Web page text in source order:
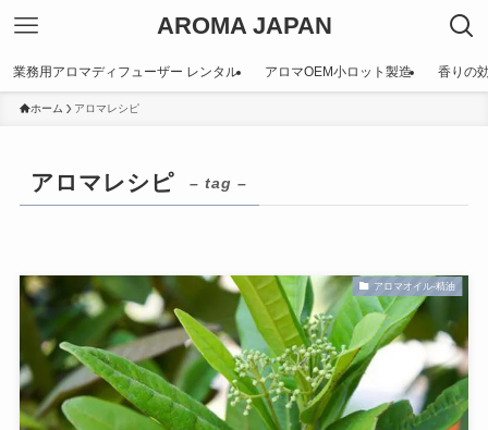
AROMA JAPAN
業務用アロマディフューザー レンタル アロマOEM小ロット製造 香りの
ホーム アロマレシピ
アロマレシピ – tag –
アロマオイル-精油